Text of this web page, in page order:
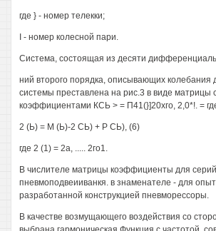
где } - номер телекки;
I - номер колесной пари.
Система, состоящая из десяти
ний второго порядка, описывающих колебания
системы преставлена на рис.3 в виде матрицы
коэффициентами КСЬ > = П41(}]20хго, 2,0*!. =
2 (Ь) = М (Ь)-2 СЬ) + Р СЬ), (6)
где 2 (1) = 2а, ..... 2го1.
В числителе матрицы коэффициенты для
пневмоподвеииванкя. в знаменателе - для
разработанной конструкцией пневморессоры.
В качестве возмущающего воздействия со